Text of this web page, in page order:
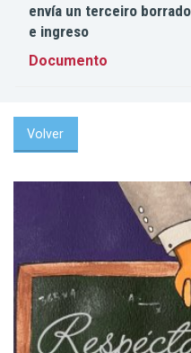
envía un terceiro
e ingreso
Documento
Volver